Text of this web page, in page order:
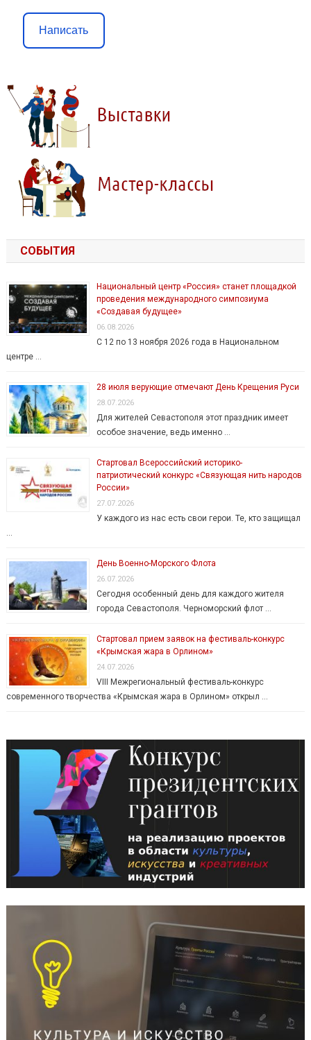
Написать
СОБЫТИЯ
Национальный центр «Россия» станет площадкой
проведения международного симпозиума
«Создавая будущее»
06.08.2026
С 12 по 13 ноября 2026 года в Национальном
центре …
28 июля верующие отмечают День Крещения Руси
28.07.2026
Для жителей Севастополя этот праздник имеет
особое значение, ведь именно …
Стартовал Всероссийский историко-
патриотический конкурс «Связующая нить народов
России»
27.07.2026
У каждого из нас есть свои герои. Те, кто защищал
День Военно-Морского Флота
26.07.2026
Сегодня особенный день для каждого жителя
города Севастополя. Черноморский флот …
Стартовал прием заявок на фестиваль-конкурс
«Крымская жара в Орлином»
24.07.2026
VIII Межрегиональный фестиваль-конкурс
современного творчества «Крымская жара в Орлином» открыл …